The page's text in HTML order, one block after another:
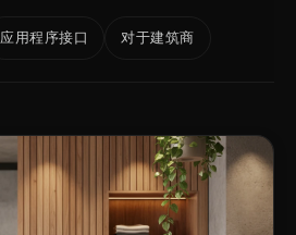
应用程序接口 对于建筑商